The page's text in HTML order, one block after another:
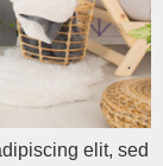
elit, sed